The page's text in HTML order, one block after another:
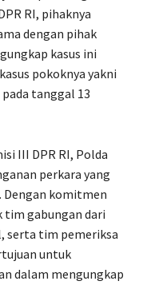
RI, pihaknya
dengan pihak
kasus ini
pokoknya yakni
tanggal 13
III DPR RI, Polda
perkara yang
Dengan komitmen
gabungan dari
serta tim pemeriksa
untuk
dalam mengungkap